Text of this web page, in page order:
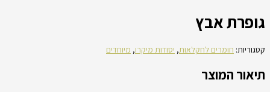
גופרת אבץ
קטגוריות: חומרים לחקלאות, יסודות מיקרו, מיוחדים
תיאור המוצר